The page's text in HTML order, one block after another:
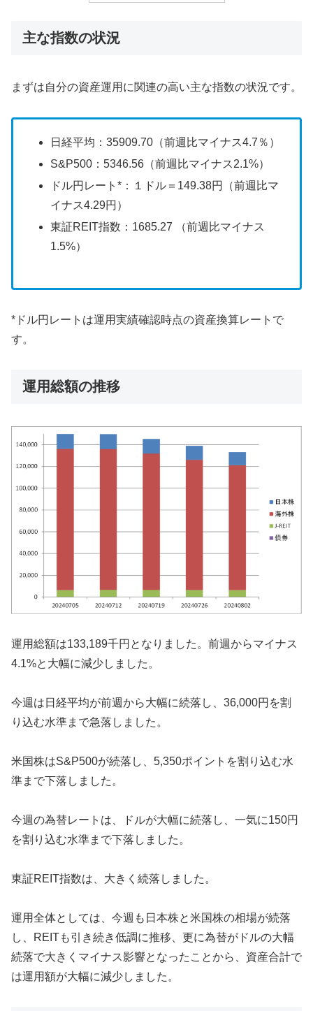
主な指数の状況
まずは自分の資産運用に関連の高い主な指数の状況です。
日経平均：35909.70（前週比マイナス4.7％）
S&P500：5346.56（前週比マイナス2.1%）
ドル円レート*：１ドル＝149.38円（前週比マ
イナス4.29円）
東証REIT指数：1685.27 （前週比マイナス
1.5%）
*ドル円レートは運用実績確認時点の資産換算レートで
す。
運用総額の推移
運用総額は133,189千円となりました。前週からマイナス
4.1%と大幅に減少しました。
今週は日経平均が前週から大幅に続落し、36,000円を割
り込む水準まで急落しました。
米国株はS&P500が続落し、5,350ポイントを割り込む水
準まで下落しました。
今週の為替レートは、ドルが大幅に続落し、一気に150円
を割り込む水準まで下落しました。
東証REIT指数は、大きく続落しました。
運用全体としては、今週も日本株と米国株の相場が続落
し、REITも引き続き低調に推移、更に為替がドルの大幅
続落で大きくマイナス影響となったことから、資産合計で
は運用額が大幅に減少しました。